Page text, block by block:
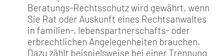
Beratungs-Rechtsschutz wird gewährt, wenn
Sie Rat oder Auskunft eines Rechtsanwaltes
in familien-, lebenspartnerschafts- oder
erbrechtlichen Angelegenheiten brauchen.
Dazu zählt beispielsweise bei einer Trennung